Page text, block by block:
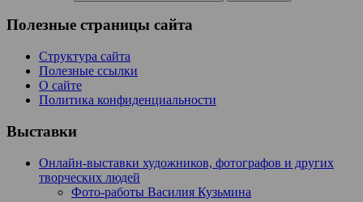
Полезные страницы сайта
Структура сайта
Полезные ссылки
О сайте
Политика конфиденциальности
Выставки
Онлайн-выставки художников, фотографов и других
творческих людей
Фото-работы Василия Кузьмина